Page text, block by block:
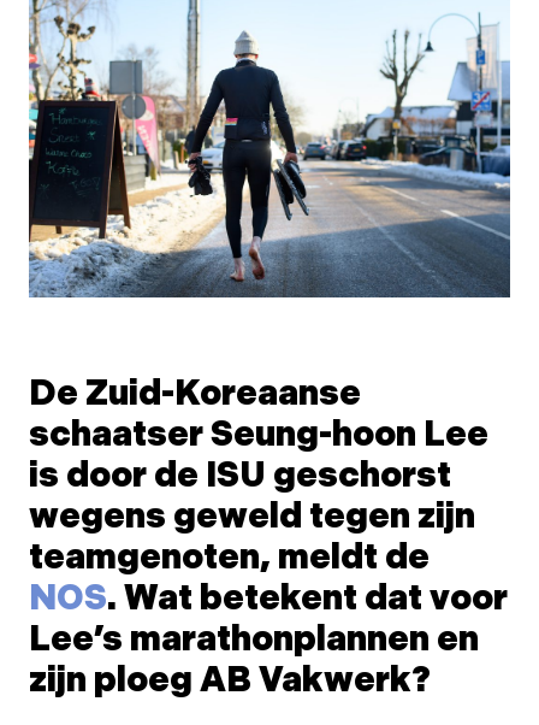
De Zuid-Koreaanse
schaatser Seung-hoon Lee
is door de ISU geschorst
wegens geweld tegen zijn
teamgenoten, meldt de
NOS. Wat betekent dat voor
Lee’s marathonplannen en
zijn ploeg AB Vakwerk?